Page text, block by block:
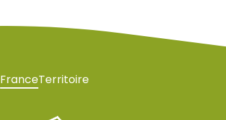
FranceTerritoire